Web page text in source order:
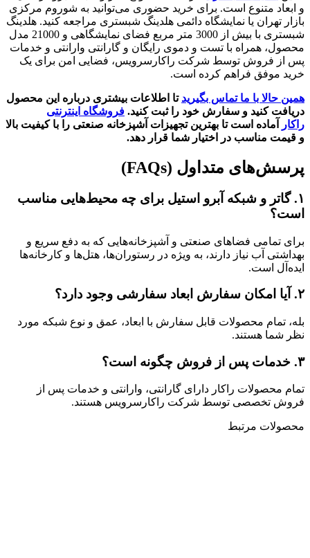
و ابعاد متنوع است. برای خرید حضوری می‌توانید به شوروم مرکزی
بازار تهران یا نمایشگاه دائمی هلدینگ شبستری مراجعه کنید. هلدینگ
شبستری با بیش از 3000 متر مربع فضای نمایشگاهی و 21000 مدل
محصول، همراه با تست و دموی رایگان و گارانتی وارانتی و خدمات
پس از فروش توسط شرکت راکارسرویس، فضایی امن برای یک
خرید موفق فراهم کرده است.
همین حالا با ما تماس بگیرید تا اطلاعات بیشتری درباره این محصول
دریافت کنید و سفارش خود را ثبت کنید. فروشگاه اینترنتی
راکار
آماده است تا بهترین تجهیزات آشپزخانه صنعتی را با کیفیت بالا
و قیمت مناسب در اختیار شما قرار دهد.
پرسش‌های متداول (FAQs)
۱. گاتر و شبکه آبرو استیل برای چه محیط‌هایی مناسب
است؟
برای تمامی فضاهای صنعتی و آشپزخانه‌هایی که به دفع سریع و
بهداشتی آب نیاز دارند، به ویژه در رستوران‌ها، هتل‌ها و کارخانه‌ها
ایده‌آل است.
۲. آیا امکان سفارش ابعاد سفارشی وجود دارد؟
بله، تمام محصولات قابل سفارش با ابعاد، عمق و نوع شبکه مورد
نظر شما هستند.
۳. خدمات پس از فروش چگونه است؟
تمام محصولات راکار دارای گارانتی، وارانتی و خدمات پس از
فروش تخصصی توسط شرکت راکارسرویس هستند.
محصولات مرتبط